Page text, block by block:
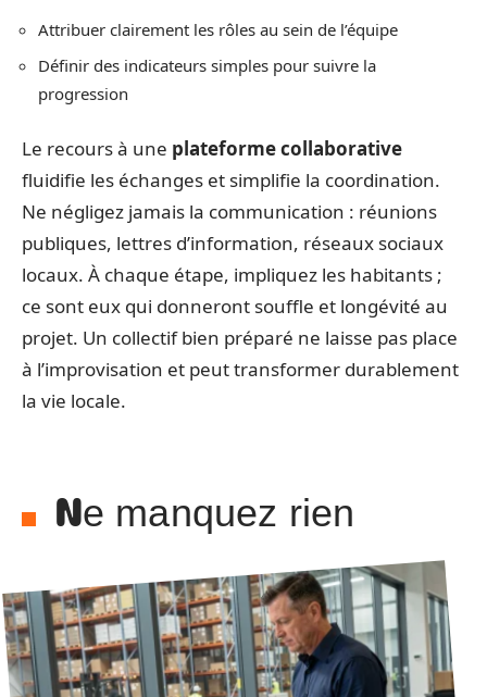
Attribuer clairement les rôles au sein de l’équipe
Définir des indicateurs simples pour suivre la
progression
Le recours à une plateforme collaborative
fluidifie les échanges et simplifie la coordination.
Ne négligez jamais la communication : réunions
publiques, lettres d’information, réseaux sociaux
locaux. À chaque étape, impliquez les habitants ;
ce sont eux qui donneront souffle et longévité au
projet. Un collectif bien préparé ne laisse pas place
à l’improvisation et peut transformer durablement
la vie locale.
Ne manquez rien